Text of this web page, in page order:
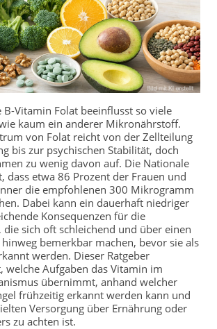
B-Vitamin Folat beeinflusst so viele
kaum ein anderer Mikronährstoff.
von Folat reicht von der Zellteilung
bis zur psychischen Stabilität, doch
zu wenig davon auf. Die Nationale
dass etwa 86 Prozent der Frauen und
die empfohlenen 300 Mikrogramm
Dabei kann ein dauerhaft niedriger
Konsequenzen für die
die sich oft schleichend und über einen
bemerkbar machen, bevor sie als
werden. Dieser Ratgeber
welche Aufgaben das Vitamin im
übernimmt, anhand welcher
frühzeitig erkannt werden kann und
Versorgung über Ernährung oder
zu achten ist.